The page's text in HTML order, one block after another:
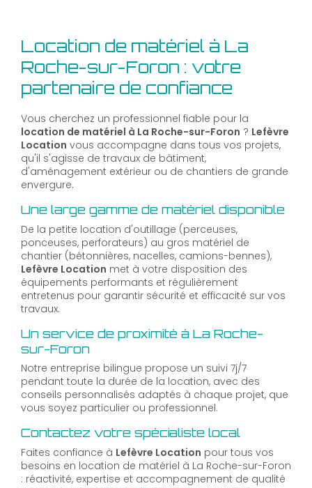
Location de matériel à La
Roche-sur-Foron : votre
partenaire de confiance
Vous cherchez un professionnel fiable pour la
location de matériel à La Roche-sur-Foron ? Lefèvre
Location vous accompagne dans tous vos projets,
qu'il s'agisse de travaux de bâtiment,
d'aménagement extérieur ou de chantiers de grande
envergure.
Une large gamme de matériel disponible
De la petite location d'outillage (perceuses,
ponceuses, perforateurs) au gros matériel de
chantier (bétonnières, nacelles, camions-bennes),
Lefèvre Location met à votre disposition des
équipements performants et régulièrement
entretenus pour garantir sécurité et efficacité sur vos
travaux.
Un service de proximité à La Roche-
sur-Foron
Notre entreprise bilingue propose un suivi 7j/7
pendant toute la durée de la location, avec des
conseils personnalisés adaptés à chaque projet, que
vous soyez particulier ou professionnel.
Contactez votre spécialiste local
Faites confiance à Lefèvre Location pour tous vos
besoins en location de matériel à La Roche-sur-Foron
: réactivité, expertise et accompagnement de qualité